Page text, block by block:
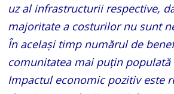
uz al infrastructurii respective,
majoritate a costurilor nu sunt
În același timp numărul de
comunitatea mai puțin populată
Impactul economic pozitiv este